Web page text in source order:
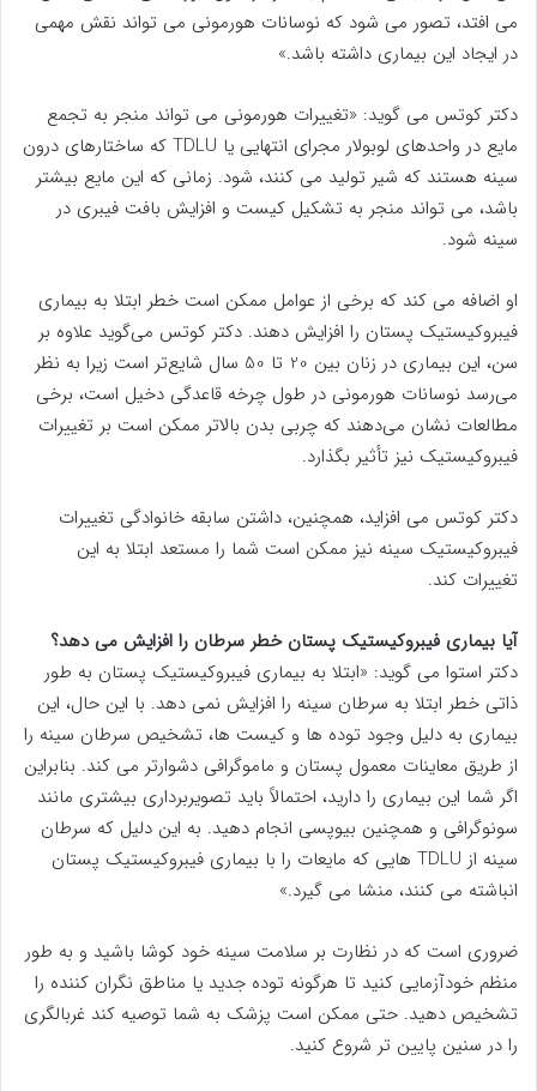
می افتد، تصور می شود که نوسانات هورمونی می تواند نقش مهمی
در ایجاد این بیماری داشته باشد.»
دکتر کوتس می گوید: «تغییرات هورمونی می تواند منجر به تجمع
مایع در واحدهای لوبولار مجرای انتهایی یا TDLU که ساختارهای درون
سینه هستند که شیر تولید می کنند، شود. زمانی که این مایع بیشتر
باشد، می تواند منجر به تشکیل کیست و افزایش بافت فیبری در
سینه شود.
او اضافه می کند که برخی از عوامل ممکن است خطر ابتلا به بیماری
فیبروکیستیک پستان را افزایش دهند. دکتر کوتس می‌گوید علاوه بر
سن، این بیماری در زنان بین 20 تا 50 سال شایع‌تر است زیرا به نظر
می‌رسد نوسانات هورمونی در طول چرخه قاعدگی دخیل است، برخی
مطالعات نشان می‌دهند که چربی بدن بالاتر ممکن است بر تغییرات
فیبروکیستیک نیز تأثیر بگذارد.
دکتر کوتس می افزاید، همچنین، داشتن سابقه خانوادگی تغییرات
فیبروکیستیک سینه نیز ممکن است شما را مستعد ابتلا به این
تغییرات کند.
آیا بیماری فیبروکیستیک پستان خطر سرطان را افزایش می دهد؟
دکتر استوا می گوید: «ابتلا به بیماری فیبروکیستیک پستان به طور
ذاتی خطر ابتلا به سرطان سینه را افزایش نمی دهد. با این حال، این
بیماری به دلیل وجود توده ها و کیست ها، تشخیص سرطان سینه را
از طریق معاینات معمول پستان و ماموگرافی دشوارتر می کند. بنابراین
اگر شما این بیماری را دارید، احتمالاً باید تصویربرداری بیشتری مانند
سونوگرافی و همچنین بیوپسی انجام دهید. به این دلیل که سرطان
سینه از TDLU هایی که مایعات را با بیماری فیبروکیستیک پستان
انباشته می کنند، منشا می گیرد.»
ضروری است که در نظارت بر سلامت سینه خود کوشا باشید و به طور
منظم خودآزمایی کنید تا هرگونه توده جدید یا مناطق نگران کننده را
تشخیص دهید. حتی ممکن است پزشک به شما توصیه کند غربالگری
را در سنین پایین تر شروع کنید.